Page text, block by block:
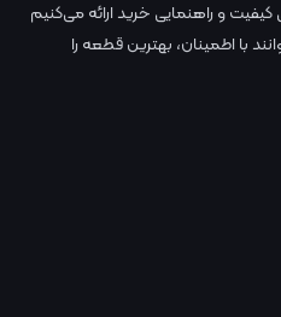
و راهنمایی خرید ارائه می‌کنیم
با اطمینان، بهترین قطعه را